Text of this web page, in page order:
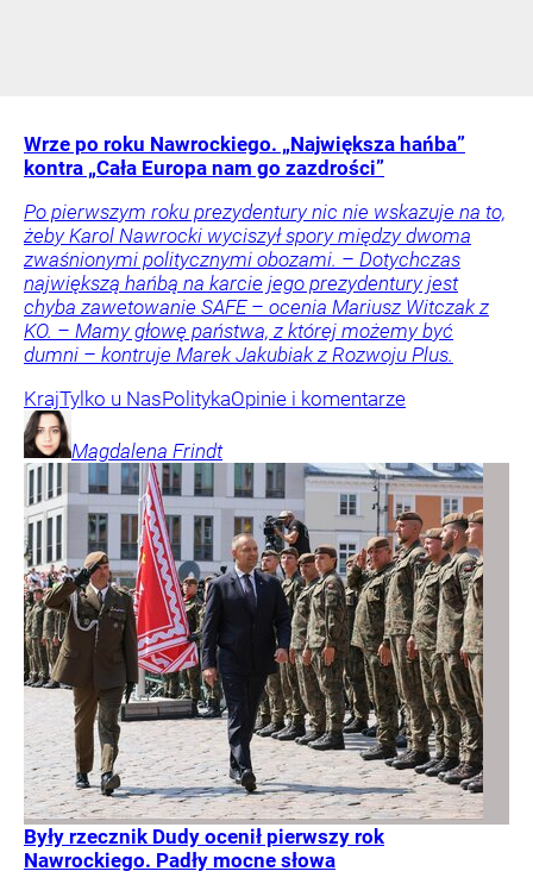
Wrze po roku Nawrockiego. „Największa hańba”
kontra „Cała Europa nam go zazdrości”
Po pierwszym roku prezydentury nic nie wskazuje na to,
żeby Karol Nawrocki wyciszył spory między dwoma
zwaśnionymi politycznymi obozami. – Dotychczas
największą hańbą na karcie jego prezydentury jest
chyba zawetowanie SAFE – ocenia Mariusz Witczak z
KO. – Mamy głowę państwa, z której możemy być
dumni – kontruje Marek Jakubiak z Rozwoju Plus.
KrajTylko u NasPolitykaOpinie i komentarze
Magdalena Frindt
Były rzecznik Dudy ocenił pierwszy rok
Nawrockiego. Padły mocne słowa